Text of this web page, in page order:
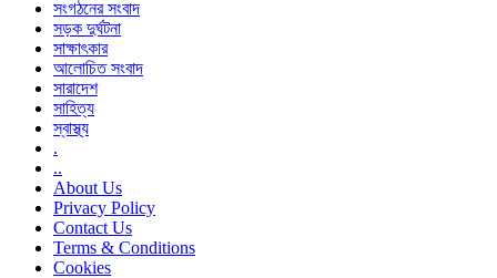
সংগঠনের সংবাদ
সড়ক দুর্ঘটনা
সাক্ষাৎকার
আলোচিত সংবাদ
সারাদেশ
সাহিত্য
স্বাস্থ্য
.
..
About Us
Privacy Policy
Contact Us
Terms & Conditions
Cookies